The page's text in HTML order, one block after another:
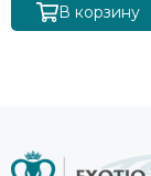
В корзину